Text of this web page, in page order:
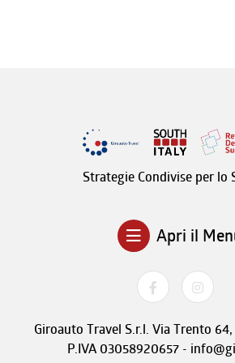
Strategie Condivise per lo
Apri il
Giroauto Travel S.r.l. Via Trento
P.IVA 03058920657 -